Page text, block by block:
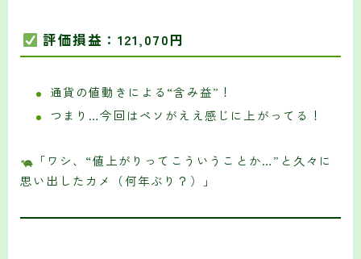
評価損益：121,070円
通貨の値動きによる“含み益”！
つまり…今回はペソがええ感じに上がってる！
「ワシ、“値上がりってこういうことか…”と久々に
思い出したカメ（何年ぶり？）」